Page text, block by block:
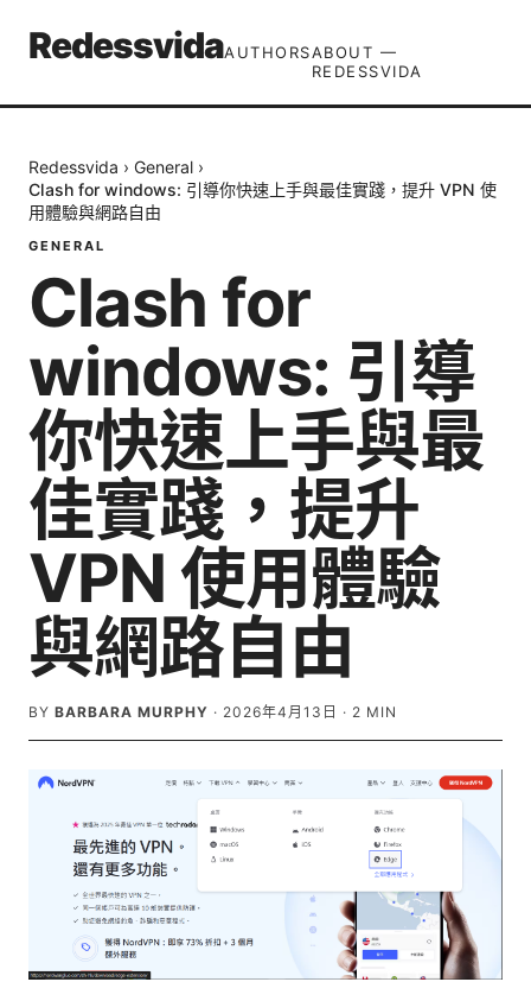
RedessvidaAUTHORSABOUT —
REDESSVIDA
Redessvida › General ›
Clash for windows: 引導你快速上手與最佳實踐，提升 VPN 使
用體驗與網路自由
GENERAL
Clash for
windows: 引導
你快速上手與最
佳實踐，提升
VPN 使用體驗
與網路自由
BY BARBARA MURPHY · 2026年4月13日 · 2 MIN